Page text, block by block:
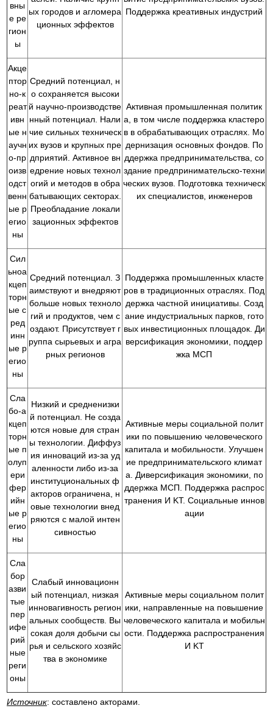
вны
е ре
гион
ы
ых городов и агломера
ционных эффектов
Поддержка креативных индустрий
Акце
птор
но-к
реат
ивн
ые н
аучн
о-пр
оизв
одст
венн
ые р
егио
ны
Средний потенциал, н
о сохраняется высоки
й научно-производстве
нный потенциал. Нали
чие сильных техническ
их вузов и крупных пре
дприятий. Активное вн
едрение новых технол
огий и методов в обра
батывающих секторах.
Преобладание локали
зационных эффектов
Активная промышленная политик
а, в том числе поддержка кластеро
в в обрабатывающих отраслях. Мо
дернизация основных фондов. По
ддержка предпринимательства, со
здание предпринимательско-техни
ческих вузов. Подготовка техническ
их специалистов, инженеров
Сил
ьноа
кцеп
торн
ые с
ред
инн
ые р
егио
ны
Средний потенциал. З
аимствуют и внедряют
больше новых техноло
гий и продуктов, чем с
оздают. Присутствует г
руппа сырьевых и агра
рных регионов
Поддержка промышленных класте
ров в традиционных отраслях. Под
держка частной инициативы. Созд
ание индустриальных парков, гото
вых инвестиционных площадок. Ди
версификация экономики, поддер
жка МСП
Сла
бо-а
кцеп
торн
ые п
олуп
ери
фер
ийн
ые р
егио
ны
Низкий и средненизки
й потенциал. Не созда
ются новые для стран
ы технологии. Диффуз
ия инноваций из-за уд
аленности либо из-за
институциональных ф
акторов ограничена, н
овые технологии внед
ряются с малой интен
сивностью
Активные меры социальной полит
ики по повышению человеческого
капитала и мобильности. Улучшен
ие предпринимательского климат
а. Диверсификация экономики, по
ддержка МСП. Поддержка распрос
транения И KT. Социальные иннов
ации
Сла
бор
азви
тые
пер
ифе
рий
ные
реги
оны
Слабый инновационн
ый потенциал, низкая
инновагивность регион
альных сообществ. Вы
сокая доля добычи сы
рья и сельского хозяйс
тва в экономике
Активные меры социальном полит
ики, направленные на повышение
человеческого капитала и мобильн
ости. Поддержка распространения
И KT
Источник: составлено акторами.